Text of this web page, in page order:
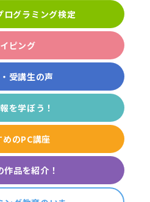
ログラミング検定
ピング
受講生の声
を学ぼう！
めのPC講座
作品を紹介！